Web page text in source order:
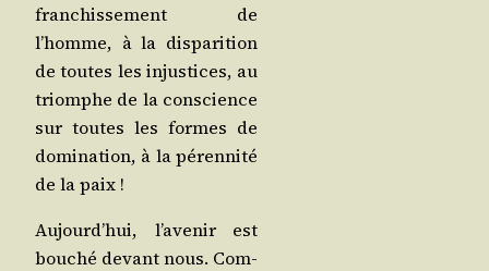
fran­chis­se­ment de
l’homme, à la dis­pa­ri­tion
de toutes les injus­tices, au
triomphe de la conscience
sur toutes les formes de
domi­na­tion, à la péren­ni­té
de la paix !
Aujourd’­hui, l’a­ve­nir est
bou­ché devant nous. Com­